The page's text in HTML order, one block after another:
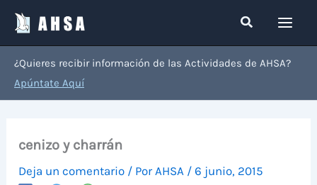
contenido
Buscar
¿Quieres recibir información de las Actividades de AHSA?
Apúntate Aquí
cenizo y charrán
Deja un comentario / Por AHSA /6 junio, 2015